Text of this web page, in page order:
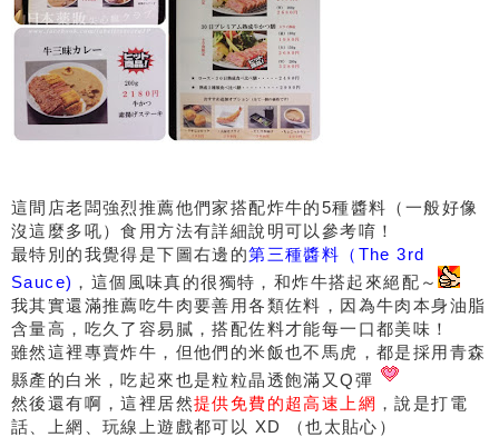
這間店老闆強烈推薦他們家搭配炸牛的5種醬料（一般好像
沒這麼多吼）食用方法有詳細說明可以參考唷！
最特別的我覺得是下圖右邊的第三種醬料（The 3rd
Sauce) ，這個風味真的很獨特，和炸牛搭起來絕配～
我其實還滿推薦吃牛肉要善用各類佐料，因為牛肉本身油脂
含量高，吃久了容易膩，搭配佐料才能每一口都美味！
雖然這裡專賣炸牛，但他們的米飯也不馬虎，都是採用青森
縣產的白米，吃起來也是粒粒晶透飽滿又Q彈
然後還有啊，這裡居然提供免費的超高速上網 ，說是打電
話、上網、玩線上遊戲都可以 XD （也太貼心）